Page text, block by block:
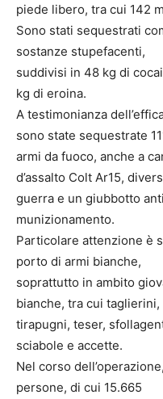
piede libero, tra cui 142
Sono stati sequestrati
sostanze stupefacenti,
suddivisi in 48 kg di
kg di eroina.
A testimonianza
sono state sequestrate
armi da fuoco, anche a
d’assalto Colt Ar15,
guerra e un giubbotto
munizionamento.
Particolare attenzione è
porto di armi bianche,
soprattutto in ambito
bianche, tra cui taglierini,
tirapugni, teser,
sciabole e accette.
Nel corso
persone, di cui 15.665